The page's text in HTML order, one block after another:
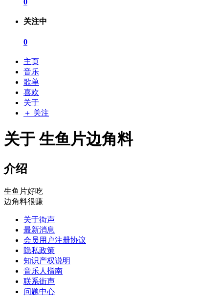
0
关注中
0
主页
音乐
歌单
喜欢
关于
＋ 关注
关于 生鱼片边角料
介绍
生鱼片好吃
边角料很赚
关于街声
最新消息
会员用户注册协议
隐私政策
知识产权说明
音乐人指南
联系街声
问题中心